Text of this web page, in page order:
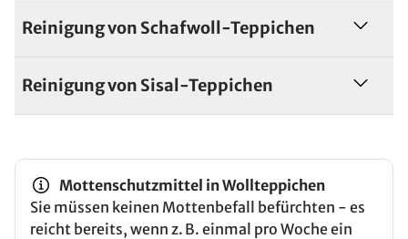
Reinigung von Schafwoll-Teppichen
Reinigung von Sisal-Teppichen
Mottenschutzmittel in Wollteppichen
Sie müssen keinen Mottenbefall befürchten - es
reicht bereits, wenn z. B. einmal pro Woche ein